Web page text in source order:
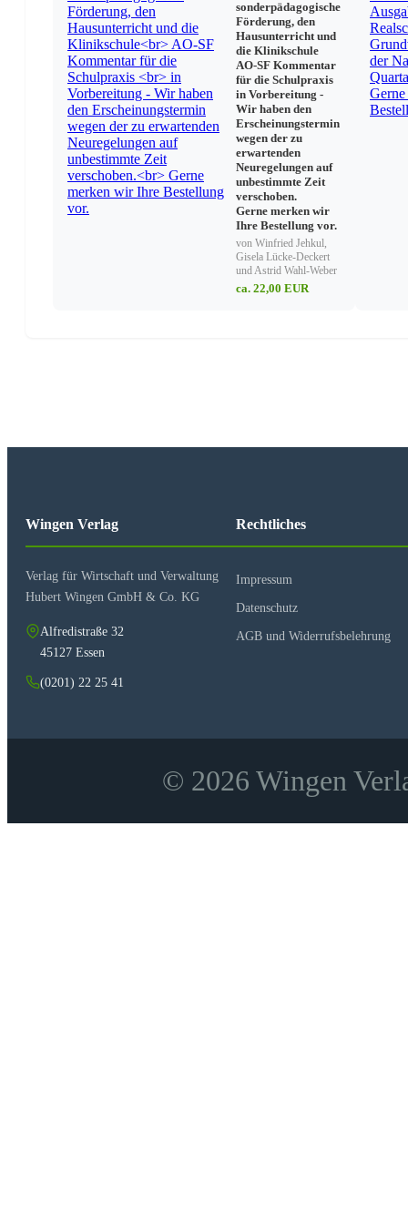
Anlage 3: Zeugnis Einführungsphase
Anlage 4: Abgangszeugnis Einführungsphase
Anlage 5a: Bescheinigung über die
Anlage 5b: Zulassung zur Abiturprüfung
Anlage 6: Abgangszeugnis ohne
Abgangszeugnis mit Fachhochschulreife
Anlage 7: Bescheinigung über die
Anlage 8: Tabelle für die Bildung eines
Lernleistung (Verhältnis 2:1)
Anlage 9: Tabelle für die Bildung eines
Lernleistung
Anlage 10: Nichtzulassung zur Abiturprüfung
Anlage 11: Nichtzulassung zur Abiturprüfung
Anlage 12: Zeugnis der Allgemeinen
Anlage 13: Tabelle zur Errechnung der
Anlage 14: Bescheinigung bilingualer
Anlage 15: Latinum, kleines Latinum,
Anlage 16: Erwerb des schulischen Teils der
sonderpädagogische
Förderung, den
Hausunterricht und
die Klinikschule
AO-SF Kommentar
für die Schulpraxis
in Vorbereitung -
Wir haben den
Erscheinungstermin
wegen der zu
erwartenden
Neuregelungen auf
unbestimmte Zeit
verschoben.
Gerne merken wir
Ihre Bestellung vor.
von Winfried Jehkul,
Gisela Lücke-Deckert
und Astrid Wahl-Weber
ca. 22,00 EUR
Wingen Verlag
Verlag für Wirtschaft und Verwaltung
Hubert Wingen GmbH & Co. KG
Alfredistraße 32
45127 Essen
(0201) 22 25 41
Rechtliches
Impressum
Datenschutz
AGB und Widerrufsbelehrung
© 2026 Wingen